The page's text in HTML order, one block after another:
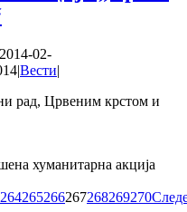
2014-02-
|Вести|
рад, Црвеним крстом и
хуманитарна акција
264265266267268269270